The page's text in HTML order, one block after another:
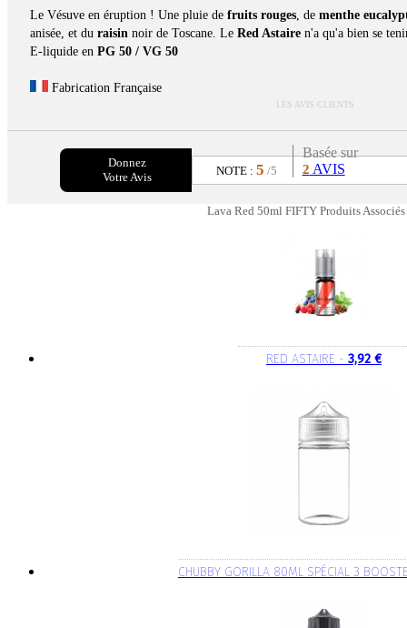
Le Vésuve en éruption ! Une pluie de fruits rouges, de menthe
anisée, et du raisinnoir de Toscane. Le Red Astairen'a qu'a bien se
E-liquide en PG 50 / VG 50
Fabrication Française
LES AVIS CLIENTS
Donnez
Votre Avis
NOTE :5 /5
Basée sur
2 AVIS
Lava Red 50ml FIFTY Produits Associés
RED ASTAIRE - 3,92 €
CHUBBY GORILLA 80ML SPÉCIAL 3